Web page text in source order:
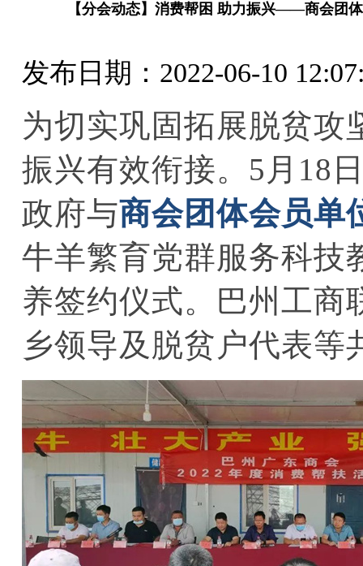
【分会动态】消费帮困 助力振兴——商会团
发布日期：2022-06-10
为切实巩固拓展脱贫攻
振兴有效衔接。 5月18
政府与商会团体会员单
牛羊繁育党群服务科技
养签约仪式。巴州工商
乡领导及脱贫户代表等